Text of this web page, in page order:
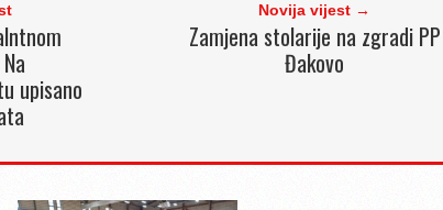
upisano
Novija vijest →
Zamjena stolarije na zgradi PP
Đakovo